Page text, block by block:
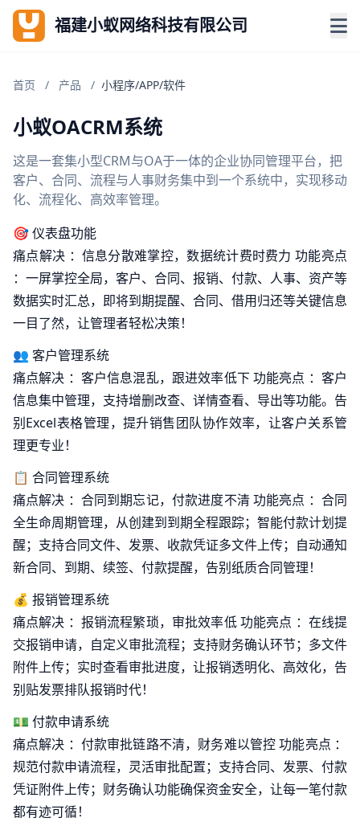
福建小蚁网络科技有限公司
首页 / 产品 / 小程序/APP/软件
小蚁OACRM系统
这是一套集小型CRM与OA于一体的企业协同管理平台，把
客户、合同、流程与人事财务集中到一个系统中，实现移动
化、流程化、高效率管理。
🎯 仪表盘功能
痛点解决 ：信息分散难掌控，数据统计费时费力 功能亮点
：一屏掌控全局，客户、合同、报销、付款、人事、资产等
数据实时汇总，即将到期提醒、合同、借用归还等关键信息
一目了然，让管理者轻松决策！
👥 客户管理系统
痛点解决 ：客户信息混乱，跟进效率低下 功能亮点 ：客户
信息集中管理，支持增删改查、详情查看、导出等功能。告
别Excel表格管理，提升销售团队协作效率，让客户关系管
理更专业！
📋 合同管理系统
痛点解决 ：合同到期忘记，付款进度不清 功能亮点 ：合同
全生命周期管理，从创建到到期全程跟踪；智能付款计划提
醒；支持合同文件、发票、收款凭证多文件上传；自动通知
新合同、到期、续签、付款提醒，告别纸质合同管理！
💰 报销管理系统
痛点解决 ：报销流程繁琐，审批效率低 功能亮点 ：在线提
交报销申请，自定义审批流程；支持财务确认环节；多文件
附件上传；实时查看审批进度，让报销透明化、高效化，告
别贴发票排队报销时代！
💵 付款申请系统
痛点解决 ：付款审批链路不清，财务难以管控 功能亮点 ：
规范付款申请流程，灵活审批配置；支持合同、发票、付款
凭证附件上传；财务确认功能确保资金安全，让每一笔付款
都有迹可循！